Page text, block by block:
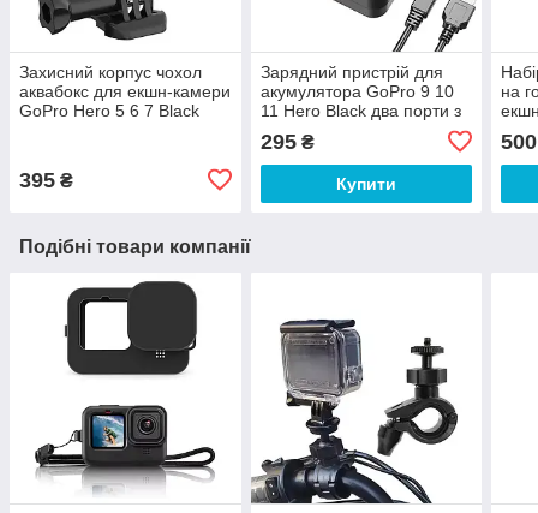
Захисний корпус чохол
аквабокс для екшн-камери
GoPro Hero 5 6 7 Black
395 ₴
Зарядний пристрій для
акумулятора GoPro 9 10
11 Hero Black два порти з
295₴
Купити
на
500
Подібні товари компанії